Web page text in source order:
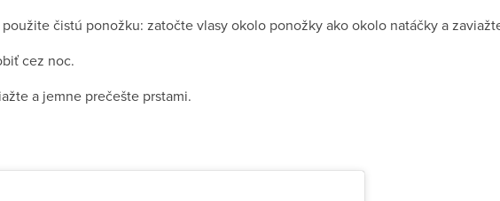
použite čistú ponožku: zatočte vlasy okolo ponožky ako okolo natáčky a
cez noc.
a jemne prečešte prstami.